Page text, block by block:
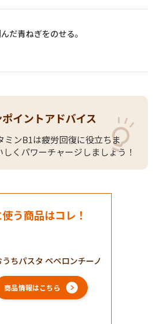
だ青ねぎをのせる。
ポイントアドバイス
ミンB1は疲労回復に役立ちま
くパワーチャージしましょう！
う商品はコレ！
うちパスタ ペペロンチーノ
商品情報はこちら